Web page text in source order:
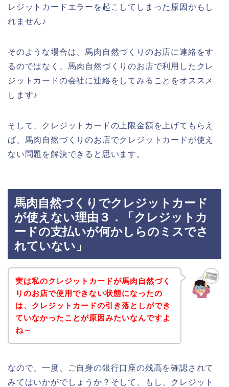
レジットカードエラーを起こしてしまった原因かもし
れません♪
そのような場合は、馬肉自然づくりのお店に連絡をす
るのではなく、馬肉自然づくりのお店で利用したクレ
ジットカードの会社に連絡をしてみることをオススメ
します♪
そして、クレジットカードの上限金額を上げてもらえ
ば、馬肉自然づくりのお店でクレジットカードが使え
ない問題を解決できると思います。
馬肉自然づくりでクレジットカード
が使えない理由３．「クレジットカ
ードの支払いが何かしらのミスでさ
れていない」
実は私のクレジットカードが馬肉自然づく
りのお店で使用できない状態になったの
は、クレジットカードの引き落としができ
ていなかったことが原因みたいなんですよ
ね～
なので、一度、ご自身の銀行口座の残高を確認されて
みてはいかがでしょうか？そして、もし、クレジット